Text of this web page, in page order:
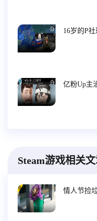
16岁的P
亿粉Up主
Steam游戏相关
情人节捡